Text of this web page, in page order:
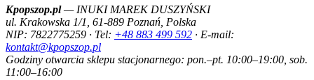
Kpopszop.pl— INUKI MAREK DUSZYŃSKI
ul. Krakowska 1/1, 61-889 Poznań, Polska
NIP: 7822775259 · Tel: +48 883 499 592 · E-mail:
kontakt@kpopszop.pl
Godziny otwarcia sklepu stacjonarnego: pon.–pt. 10:00–19:00, sob.
11:00–16:00